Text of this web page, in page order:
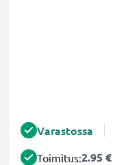
Varastossa
Toimitus:2.95 €